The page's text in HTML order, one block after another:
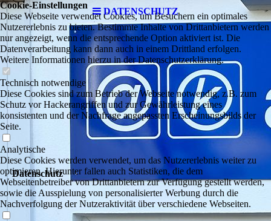
DATENSCHUTZ
Datenschutz
Cookie-Einstellungen
Diese Webseite verwendet Cookies, um Besuchern ein optimales
Nutzererlebnis zu bieten. Bestimmte Inhalte von Drittanbietern werden
nur angezeigt, wenn die entsprechende Option aktiviert ist. Die
Datenverarbeitung kann dann auch in einem Drittland erfolgen.
Weitere Informationen hierzu in der Datenschutzerklärung.
Technisch notwendige
Diese Cookies sind zum Betrieb der Webseite notwendig, z.B. zum
Schutz vor Hackerangriffen und zur Gewährleistung eines
konsistenten und der Nachfrage angepassten Erscheinungsbilds der
Seite.
Analytische
Diese Cookies werden verwendet, um das Nutzererlebnis weiter zu
optimieren. Hierunter fallen auch Statistiken, die dem
Webseitenbetreiber von Drittanbietern zur Verfügung gestellt werden,
sowie die Ausspielung von personalisierter Werbung durch die
Nachverfolgung der Nutzeraktivität über verschiedene Webseiten.